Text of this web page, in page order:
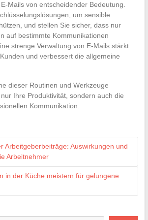
Mails von entscheidender Bedeutung.
um sensible
und stellen Sie sicher, dass nur
auf bestimmte Kommunikationen
strenge Verwaltung von E-Mails stärkt
und verbessert die allgemeine
dieser Routinen und Werkzeuge
Ihre Produktivität, sondern auch die
Kommunikation.
Arbeitgeberbeiträge: Auswirkungen und
Arbeitnehmer
in der Küche meistern für gelungene